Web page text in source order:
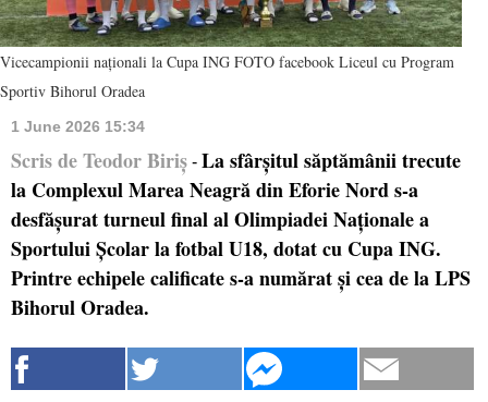
Vicecampionii naționali la Cupa ING FOTO facebook Liceul cu Program
Sportiv Bihorul Oradea
1 June 2026 15:34
Scris de Teodor Biriș - La sfârșitul săptămânii trecute
la Complexul Marea Neagră din Eforie Nord s-a
desfășurat turneul final al Olimpiadei Naționale a
Sportului Școlar la fotbal U18, dotat cu Cupa ING.
Printre echipele calificate s-a numărat și cea de la LPS
Bihorul Oradea.